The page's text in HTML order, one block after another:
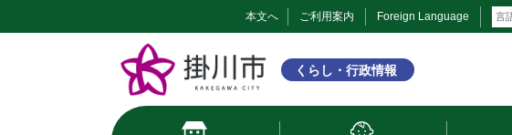
本文へ ご利用案内 Foreign Language
くらし・行政情報